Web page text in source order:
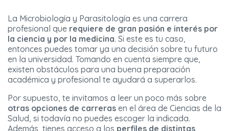
La Microbiología y Parasitología es una carrera
profesional que requiere de gran pasión e interés por
la ciencia y por la medicina. Si este es tu caso,
entonces puedes tomar ya una decisión sobre tu futuro
en la universidad. Tomando en cuenta siempre que,
existen obstáculos para una buena preparación
académica y profesional te ayudará a superarlos.
Por supuesto, te invitamos a leer un poco más sobre
otras opciones de carreras en el área de Ciencias de la
Salud, si todavía no puedes escoger la indicada.
Además, tienes acceso a los perfiles de distintas